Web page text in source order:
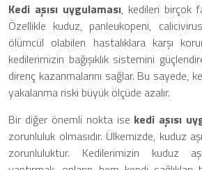
Kedi aşısı uygulaması, kedileri birçok
Özellikle kuduz, panleukopeni,
ölümcül olabilen hastalıklara karşı
kedilerimizin bağışıklık sistemini
direnç kazanmalarını sağlar. Bu sayede,
yakalanma riski büyük ölçüde azalır.
Bir diğer önemli nokta ise kedi aşısı
zorunluluk olmasıdır. Ülkemizde, kuduz
zorunluluktur. Kedilerimizin kuduz